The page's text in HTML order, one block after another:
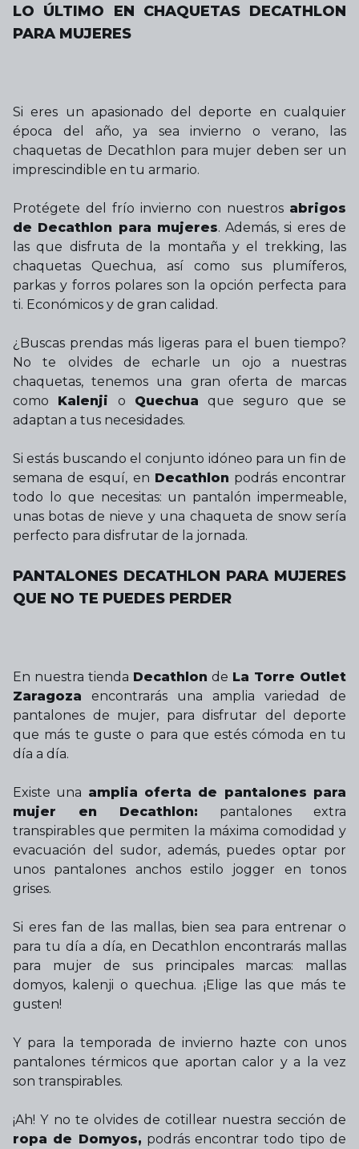
LO ÚLTIMO EN CHAQUETAS DECATHLON
PARA MUJERES
Si eres un apasionado del deporte en cualquier
época del año, ya sea invierno o verano, las
chaquetas de Decathlon para mujer deben ser un
imprescindible en tu armario.
Protégete del frío invierno con nuestros abrigos
de Decathlon para mujeres. Además, si eres de
las que disfruta de la montaña y el trekking, las
chaquetas Quechua, así como sus plumíferos,
parkas y forros polares son la opción perfecta para
ti. Económicos y de gran calidad.
¿Buscas prendas más ligeras para el buen tiempo?
No te olvides de echarle un ojo a nuestras
chaquetas, tenemos una gran oferta de marcas
como Kalenji o Quechua que seguro que se
adaptan a tus necesidades.
Si estás buscando el conjunto idóneo para un fin de
semana de esquí, en Decathlon podrás encontrar
todo lo que necesitas: un pantalón impermeable,
unas botas de nieve y una chaqueta de snow sería
perfecto para disfrutar de la jornada.
PANTALONES DECATHLON PARA MUJERES
QUE NO TE PUEDES PERDER
En nuestra tienda Decathlon de La Torre Outlet
Zaragoza encontrarás una amplia variedad de
pantalones de mujer, para disfrutar del deporte
que más te guste o para que estés cómoda en tu
día a día.
Existe una amplia oferta de pantalones para
mujer en Decathlon: pantalones extra
transpirables que permiten la máxima comodidad y
evacuación del sudor, además, puedes optar por
unos pantalones anchos estilo jogger en tonos
grises.
Si eres fan de las mallas, bien sea para entrenar o
para tu día a día, en Decathlon encontrarás mallas
para mujer de sus principales marcas: mallas
domyos, kalenji o quechua. ¡Elige las que más te
gusten!
Y para la temporada de invierno hazte con unos
pantalones térmicos que aportan calor y a la vez
son transpirables.
¡Ah! Y no te olvides de cotillear nuestra sección de
ropa de Domyos, podrás encontrar todo tipo de